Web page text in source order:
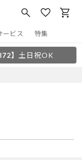
ービス 特集
】 土日祝OK